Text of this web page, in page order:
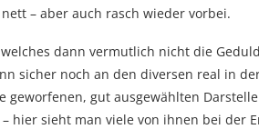
– aber auch rasch wieder vorbei.
dann vermutlich nicht die
sicher noch an den diversen real in
geworfenen, gut ausgewählten
hier sieht man viele von ihnen bei der